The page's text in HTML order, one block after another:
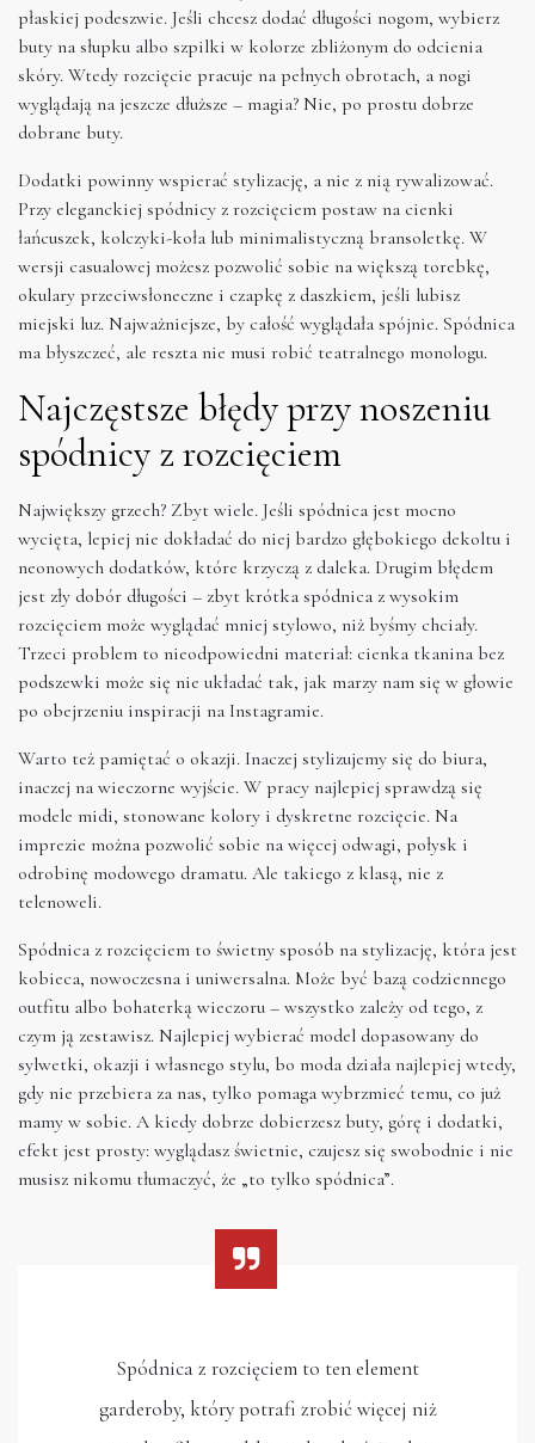
płaskiej podeszwie. Jeśli chcesz dodać długości nogom, wybierz
buty na słupku albo szpilki w kolorze zbliżonym do odcienia
skóry. Wtedy rozcięcie pracuje na pełnych obrotach, a nogi
wyglądają na jeszcze dłuższe – magia? Nie, po prostu dobrze
dobrane buty.
Dodatki powinny wspierać stylizację, a nie z nią rywalizować.
Przy eleganckiej spódnicy z rozcięciem postaw na cienki
łańcuszek, kolczyki-koła lub minimalistyczną bransoletkę. W
wersji casualowej możesz pozwolić sobie na większą torebkę,
okulary przeciwsłoneczne i czapkę z daszkiem, jeśli lubisz
miejski luz. Najważniejsze, by całość wyglądała spójnie. Spódnica
ma błyszczeć, ale reszta nie musi robić teatralnego monologu.
Najczęstsze błędy przy noszeniu
spódnicy z rozcięciem
Największy grzech? Zbyt wiele. Jeśli spódnica jest mocno
wycięta, lepiej nie dokładać do niej bardzo głębokiego dekoltu i
neonowych dodatków, które krzyczą z daleka. Drugim błędem
jest zły dobór długości – zbyt krótka spódnica z wysokim
rozcięciem może wyglądać mniej stylowo, niż byśmy chciały.
Trzeci problem to nieodpowiedni materiał: cienka tkanina bez
podszewki może się nie układać tak, jak marzy nam się w głowie
po obejrzeniu inspiracji na Instagramie.
Warto też pamiętać o okazji. Inaczej stylizujemy się do biura,
inaczej na wieczorne wyjście. W pracy najlepiej sprawdzą się
modele midi, stonowane kolory i dyskretne rozcięcie. Na
imprezie można pozwolić sobie na więcej odwagi, połysk i
odrobinę modowego dramatu. Ale takiego z klasą, nie z
telenoweli.
Spódnica z rozcięciem to świetny sposób na stylizację, która jest
kobieca, nowoczesna i uniwersalna. Może być bazą codziennego
outfitu albo bohaterką wieczoru – wszystko zależy od tego, z
czym ją zestawisz. Najlepiej wybierać model dopasowany do
sylwetki, okazji i własnego stylu, bo moda działa najlepiej wtedy,
gdy nie przebiera za nas, tylko pomaga wybrzmieć temu, co już
mamy w sobie. A kiedy dobrze dobierzesz buty, górę i dodatki,
efekt jest prosty: wyglądasz świetnie, czujesz się swobodnie i nie
musisz nikomu tłumaczyć, że „to tylko spódnica”.
Spódnica z rozcięciem to ten element
garderoby, który potrafi zrobić więcej niż